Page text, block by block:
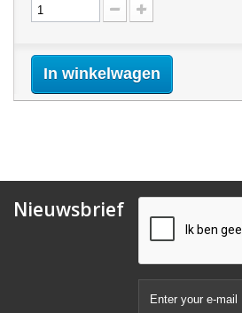
In winkelwagen
Nieuwsbrief